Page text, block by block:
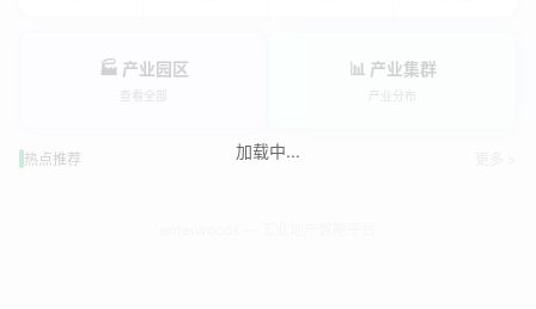
🏭 产业园区
查看全部
📊 产业集群
产业分布
热点推荐 加载中...